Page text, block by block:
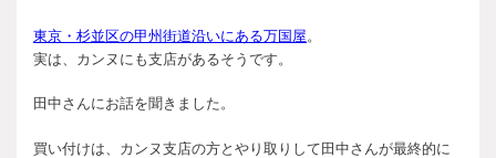
東京・杉並区の甲州街道沿いにある万国屋。
実は、カンヌにも支店があるそうです。
田中さんにお話を聞きました。
買い付けは、カンヌ支店の方とやり取りして田中さんが最終的に